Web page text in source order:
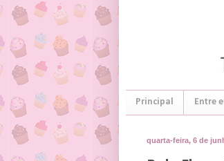
Principal Entre
quarta-feira, 6 de